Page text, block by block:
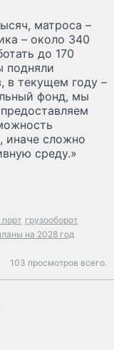
матроса –
– около 340
до 170
подняли
в текущем году –
фонд, мы
иначе сложно
среду.»
грузооборот
на 2028 год
103 просмотров всего.